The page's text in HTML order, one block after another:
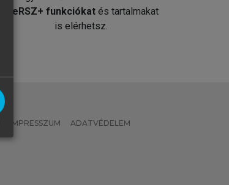
MeRSZ+ funkciókat és tartalmakat
is elérhetsz.
IMPRESSZUM ADATVÉDELEM